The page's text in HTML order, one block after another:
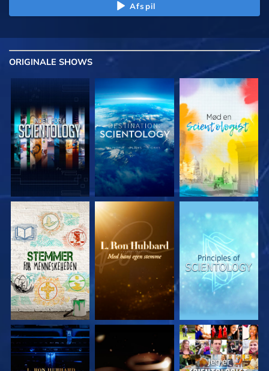
Afspil
ORIGINALE SHOWS
UDFORSK SERIEN UDFORSK SERIEN UDFORSK SERIEN
UDFORSK SERIEN UDFORSK SERIEN SE